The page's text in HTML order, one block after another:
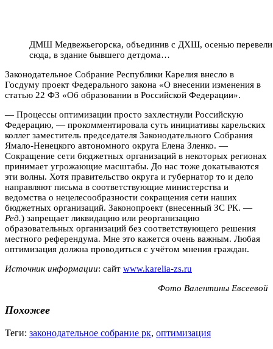
ДМШ Медвежьегорска, объединив с ДХШ, осенью перевели
сюда, в здание бывшего детдома…
Законодательное Собрание Республики Карелия внесло в
Госдуму проект Федерального закона «О внесении изменения в
статью 22 ФЗ «Об образовании в Российской Федерации».
— Процессы оптимизации просто захлестнули Российскую
Федерацию, — прокомментировала суть инициативы карельских
коллег заместитель председателя Законодательного Собрания
Ямало-Ненецкого автономного округа Елена Зленко. —
Сокращение сети бюджетных организаций в некоторых регионах
принимает угрожающие масштабы. До нас тоже докатываются
эти волны. Хотя правительство округа и губернатор то и дело
направляют письма в соответствующие министерства и
ведомства о нецелесообразности сокращения сети наших
бюджетных организаций. Законопроект (внесенный ЗС РК. —
Ред.) запрещает ликвидацию или реорганизацию
образовательных организаций без соответствующего решения
местного референдума. Мне это кажется очень важным. Любая
оптимизация должна проводиться с учётом мнения граждан.
Источник информации: сайт www.karelia-zs.ru
Фото Валентины Евсеевой
Похожее
Теги: законодательное собрание рк, оптимизация